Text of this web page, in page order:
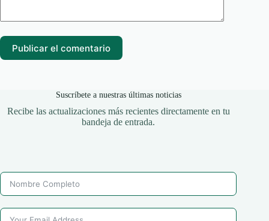
Publicar el comentario
Suscríbete a nuestras últimas noticias
Recibe las actualizaciones más recientes directamente en tu
bandeja de entrada.